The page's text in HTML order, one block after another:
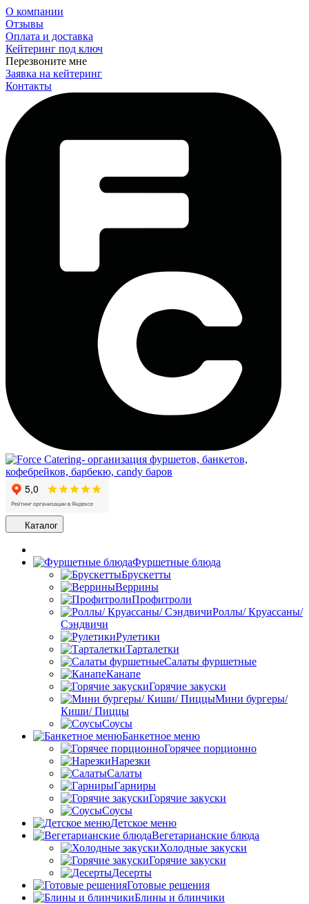
О компании
Отзывы
Оплата и доставка
Кейтеринг под ключ
Перезвоните мне
Заявка на кейтеринг
Контакты
Каталог
Фуршетные блюда
Брускетты
Веррины
Профитроли
Роллы/ Круассаны/
Сэндвичи
Рулетики
Тарталетки
Салаты фуршетные
Канапе
Горячие закуски
Мини бургеры/
Киши/ Пиццы
Соусы
Банкетное меню
Горячее порционно
Нарезки
Салаты
Гарниры
Горячие закуски
Соусы
Детское меню
Вегетарианские блюда
Холодные закуски
Горячие закуски
Десерты
Готовые решения
Блины и блинчики